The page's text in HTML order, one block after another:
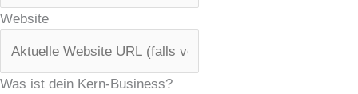
Website
Was ist dein Kern-Business?